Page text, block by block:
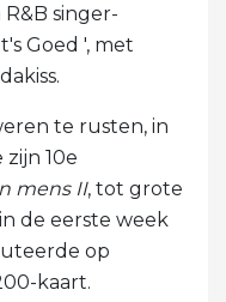
singer-
Goed ', met
te rusten, in
10e
mens II, tot grote
de eerste week
op
kaart.